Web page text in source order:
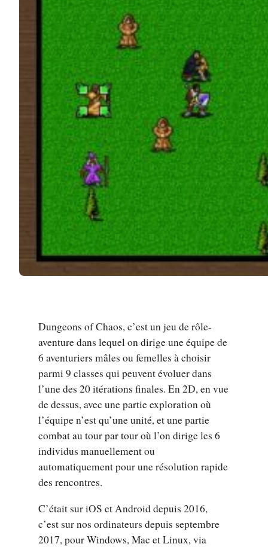
Dungeons of Chaos, c’est un jeu de rôle-
aventure dans lequel on dirige une équipe de
6 aventuriers mâles ou femelles à choisir
parmi 9 classes qui peuvent évoluer dans
l’une des 20 itérations finales. En 2D, en vue
de dessus, avec une partie exploration où
l’équipe n’est qu’une unité, et une partie
combat au tour par tour où l’on dirige les 6
individus manuellement ou
automatiquement pour une résolution rapide
des rencontres.
C’était sur iOS et Android depuis 2016,
c’est sur nos ordinateurs depuis septembre
2017, pour Windows, Mac et Linux, via